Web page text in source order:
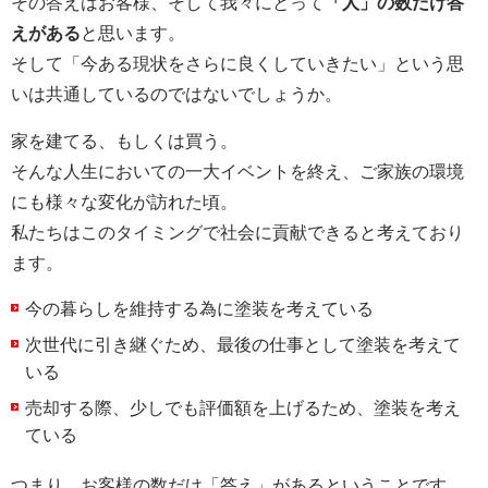
えがあると思います。
そして「今ある現状をさらに良くしていきたい」という思
いは共通しているのではないでしょうか。
家を建てる、もしくは買う。
そんな人生においての一大イベントを終え、ご家族の環境
にも様々な変化が訪れた頃。
私たちはこのタイミングで社会に貢献できると考えており
ます。
今の暮らしを維持する為に塗装を考えている
次世代に引き継ぐため、最後の仕事として塗装を考えて
いる
売却する際、少しでも評価額を上げるため、塗装を考え
ている